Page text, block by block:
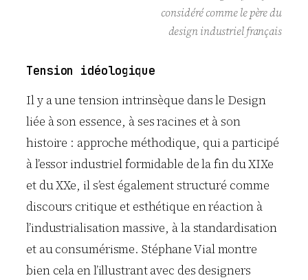
considéré comme le père du
design industriel français
Tension idéologique
Il y a une tension intrinsèque dans le Design
liée à son essence, à ses racines et à son
histoire : approche méthodique, qui a participé
à l’essor industriel formidable de la fin du XIXe
et du XXe, il s’est également structuré comme
discours critique et esthétique en réaction à
l’industrialisation massive, à la standardisation
et au consumérisme. Stéphane Vial montre
bien cela en l’illustrant avec des designers